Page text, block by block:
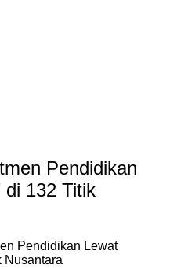
Pendidikan
di 132 Titik